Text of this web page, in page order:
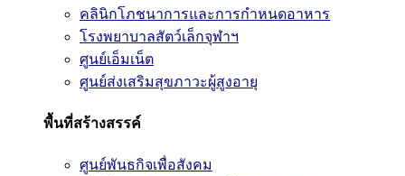
คลินิกโภชนาการและการกำหนดอาหาร
โรงพยาบาลสัตว์เล็กจุฬาฯ
ศูนย์เอ็มเน็ต
ศูนย์ส่งเสริมสุขภาวะผู้สูงอายุ
พื้นที่สร้างสรรค์
ศูนย์พันธกิจเพื่อสังคม